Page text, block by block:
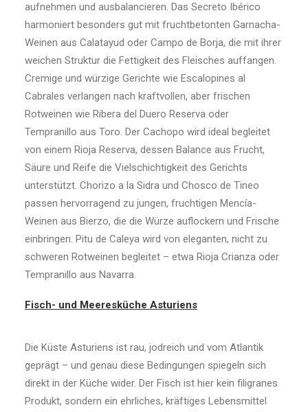
aufnehmen und ausbalancieren. Das Secreto Ibérico
harmoniert besonders gut mit fruchtbetonten Garnacha-
Weinen aus Calatayud oder Campo de Borja, die mit ihrer
weichen Struktur die Fettigkeit des Fleisches auffangen.
Cremige und würzige Gerichte wie Escalopines al
Cabrales verlangen nach kraftvollen, aber frischen
Rotweinen wie Ribera del Duero Reserva oder
Tempranillo aus Toro. Der Cachopo wird ideal begleitet
von einem Rioja Reserva, dessen Balance aus Frucht,
Säure und Reife die Vielschichtigkeit des Gerichts
unterstützt. Chorizo a la Sidra und Chosco de Tineo
passen hervorragend zu jungen, fruchtigen Mencía-
Weinen aus Bierzo, die die Würze auflockern und Frische
einbringen. Pitu de Caleya wird von eleganten, nicht zu
schweren Rotweinen begleitet – etwa Rioja Crianza oder
Tempranillo aus Navarra.
Fisch- und Meeresküche Asturiens
Die Küste Asturiens ist rau, jodreich und vom Atlantik
geprägt – und genau diese Bedingungen spiegeln sich
direkt in der Küche wider. Der Fisch ist hier kein filigranes
Produkt, sondern ein ehrliches, kräftiges Lebensmittel